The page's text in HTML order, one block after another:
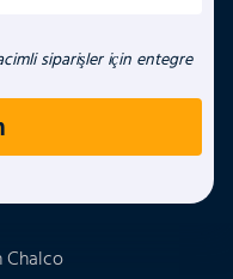
siparişler için entegre
Chalco